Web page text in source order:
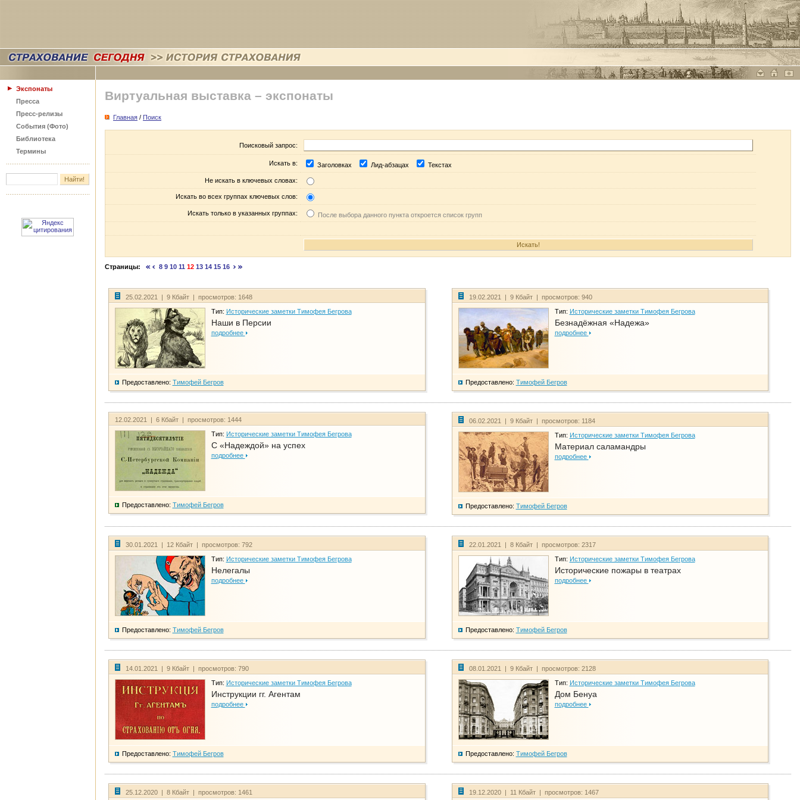
Экспонаты
Пресса
Пресс-релизы
События (Фото)
Библиотека
Термины
Виртуальная выставка – экспонаты
Главная / Поиск
Поисковый запрос:
Искать в: Заголовках Лид-абзацах Текстах
Не искать в ключевых словах:
Искать во всех группах ключевых слов:
Искать только в указанных группах: После выбора данного пункта откроется список групп
Страницы: 8 9 10 11 12 13 14 15 16
25.02.2021 | 9 Кбайт | просмотров: 1648
Тип: Исторические заметки Тимофея Бегрова
Наши в Персии
подробнее
Предоставлено: Тимофей Бегров
19.02.2021 | 9 Кбайт | просмотров: 940
Тип: Исторические заметки Тимофея Бегрова
Безнадёжная «Надежа»
подробнее
Предоставлено: Тимофей Бегров
12.02.2021 | 6 Кбайт | просмотров: 1444
Тип: Исторические заметки Тимофея Бегрова
С «Надеждой» на успех
подробнее
Предоставлено: Тимофей Бегров
06.02.2021 | 9 Кбайт | просмотров: 1184
Тип: Исторические заметки Тимофея Бегрова
Материал саламандры
подробнее
Предоставлено: Тимофей Бегров
30.01.2021 | 12 Кбайт | просмотров: 792
Тип: Исторические заметки Тимофея Бегрова
Нелегалы
подробнее
Предоставлено: Тимофей Бегров
22.01.2021 | 8 Кбайт | просмотров: 2317
Тип: Исторические заметки Тимофея Бегрова
Исторические пожары в театрах
подробнее
Предоставлено: Тимофей Бегров
14.01.2021 | 9 Кбайт | просмотров: 790
Тип: Исторические заметки Тимофея Бегрова
Инструкции гг. Агентам
подробнее
Предоставлено: Тимофей Бегров
08.01.2021 | 9 Кбайт | просмотров: 2128
Тип: Исторические заметки Тимофея Бегрова
Дом Бенуа
подробнее
Предоставлено: Тимофей Бегров
25.12.2020 | 8 Кбайт | просмотров: 1461 19.12.2020 | 11 Кбайт | просмотров: 1467